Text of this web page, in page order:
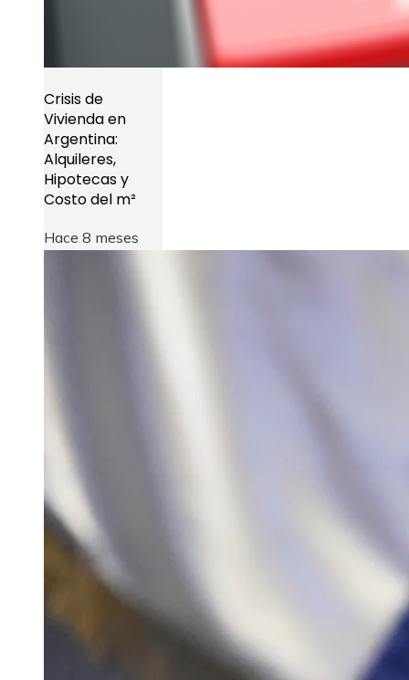
Crisis de
Vivienda en
Argentina:
Alquileres,
Hipotecas y
Costo del m²
Hace 8 meses